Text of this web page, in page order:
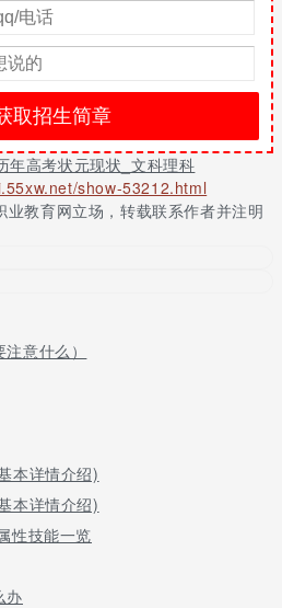
汤方淼两位同学均以总分700分的优
优异成绩成为江西省文科状元。
：数学 150分，语文 137分，英语
分;
语文133分， 数学147分 ，英语
元)
中，总分692分
校的温晋，总分692分。单科成绩分
144，文综233。
年高考状元现状_文科理科
show-53212.html
教育网立场，转载联系作者并注明
意什么）
本详情介绍)
本详情介绍)
性技能一览
办